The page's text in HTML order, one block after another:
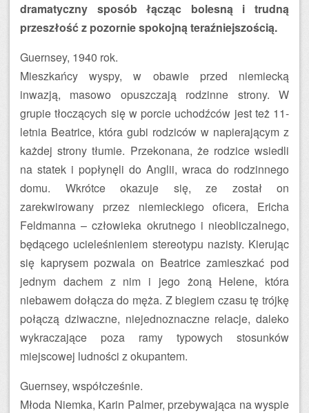
dramatyczny sposób łącząc bolesną i trudną
przeszłość z pozornie spokojną teraźniejszością.
Guernsey, 1940 rok.
Mieszkańcy wyspy, w obawie przed niemiecką
inwazją, masowo opuszczają rodzinne strony. W
grupie tłoczących się w porcie uchodźców jest też 11-
letnia Beatrice, która gubi rodziców w napierającym z
każdej strony tłumie. Przekonana, że rodzice wsiedli
na statek i popłynęli do Anglii, wraca do rodzinnego
domu. Wkrótce okazuje się, ze został on
zarekwirowany przez niemieckiego oficera, Ericha
Feldmanna – człowieka okrutnego i nieobliczalnego,
będącego ucieleśnieniem stereotypu nazisty. Kierując
się kaprysem pozwala on Beatrice zamieszkać pod
jednym dachem z nim i jego żoną Helene, która
niebawem dołącza do męża. Z biegiem czasu tę trójkę
połączą dziwaczne, niejednoznaczne relacje, daleko
wykraczające poza ramy typowych stosunków
miejscowej ludności z okupantem.
Guernsey, współcześnie.
Młoda Niemka, Karin Palmer, przebywająca na wyspie